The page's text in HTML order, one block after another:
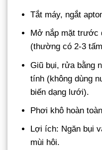
Tắt máy, ngắt
Mở nắp mặt trước
(thường có 2-3
Giũ bụi, rửa bằng
tính (không dùng
biến dạng lưới).
Phơi khô hoàn
Lợi ích: Ngăn bụi
mùi hôi.